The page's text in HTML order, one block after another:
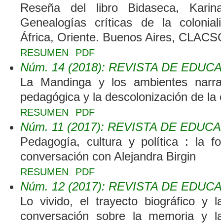
Reseña del libro Bidaseca,
Genealogías críticas de la
África, Oriente. Buenos Aires,
RESUMEN PDF
Núm. 14 (2018): REVISTA DE
La Mandinga y los ambientes
pedagógica y la descolonización de la
RESUMEN PDF
Núm. 11 (2017): REVISTA DE
Pedagogía, cultura y política : la
conversación con Alejandra Birgin
RESUMEN PDF
Núm. 12 (2017): REVISTA DE
Lo vivido, el trayecto biográfico y
conversación sobre la memoria y